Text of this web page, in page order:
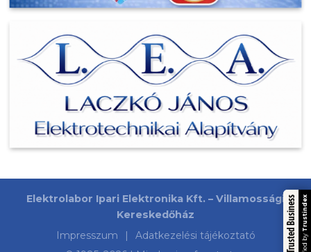
Elektrolabor Ipari Elektronika Kft. – Villamossági
Kereskedőház
Impresszum
|
Adatkezelési tájékoztató
Trusted Business Trustindex